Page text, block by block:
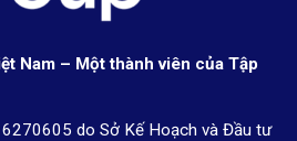
Nam – Một thành viên của Tập
do Sở Kế Hoạch và Đầu tư